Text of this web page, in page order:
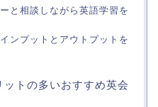
と相談しながら英語学習を
ンプットとアウトプットを
トの多いおすすめ英会